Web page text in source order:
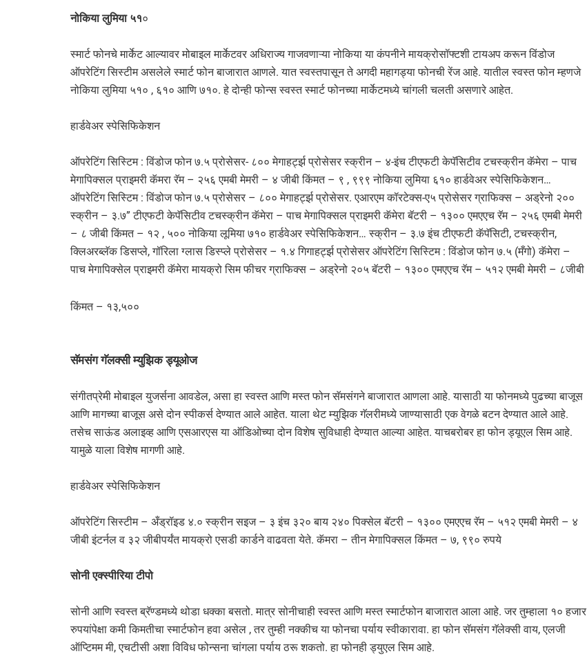
नोकिया लुमिया ५१०
स्मार्ट फोनचे मार्केट आल्यावर मोबाइल मार्केटवर अधिराज्य गाजवणाऱ्या नोकिया या कंपनीने मायक्रोसॉफ्टशी टायअप करून विंडोज
ऑपरेटिंग सिस्टीम असलेले स्मार्ट फोन बाजारात आणले. यात स्वस्तपासून ते अगदी महागड्या फोनची रेंज आहे. यातील स्वस्त फोन म्हणजे
नोकिया लुमिया ५१० , ६१० आणि ७१०. हे दोन्ही फोन्स स्वस्त स्मार्ट फोनच्या मार्केटमध्ये चांगली चलती असणारे आहेत.
हार्डवेअर स्पेसिफिकेशन
ऑपरेटिंग सिस्टिम : विंडोज फोन ७.५ प्रोसेसर- ८०० मेगाहर्ट्झ प्रोसेसर स्क्रीन – ४-इंच टीएफटी केपॅसिटीव टचस्क्रीन कॅमेरा – पाच
मेगापिक्सल प्राइमरी कॅमरा रॅम – २५६ एमबी मेमरी – ४ जीबी किंमत – ९ , ९९९ नोकिया लुमिया ६१० हार्डवेअर स्पेसिफिकेशन…
ऑपरेटिंग सिस्टिम : विंडोज फोन ७.५ प्रोसेसर – ८०० मेगाहर्ट्झ प्रोसेसर. एआरएम कॉरटेक्स-ए५ प्रोसेसर ग्राफिक्स – अड्रेनो २००
स्क्रीन – ३.७” टीएफटी केपॅसिटीव टचस्क्रीन कॅमेरा – पाच मेगापिक्सल प्राइमरी कॅमेरा बॅटरी – १३०० एमएएच रॅम – २५६ एमबी मेमरी
– ८ जीबी किंमत – १२ , ५०० नोकिया लूमिया ७१० हार्डवेअर स्पेसिफिकेशन… स्क्रीन – ३.७ इंच टीएफटी कॅपॅसिटी, टचस्क्रीन,
क्लिअरब्लॅक डिसप्ले, गॉरिला ग्लास डिस्प्ले प्रोसेसर – १.४ गिगाहर्ट्झ प्रोसेसर ऑपरेटिंग सिस्टिम : विंडोज फोन ७.५ (मँगो) कॅमेरा –
पाच मेगापिक्सेल प्राइमरी कॅमेरा मायक्रो सिम फीचर ग्राफिक्स – अड्रेनो २०५ बॅटरी – १३०० एमएएच रॅम – ५१२ एमबी मेमरी – ८जीबी
किंमत – १३,५००
सॅमसंग गॅलक्सी म्युझिक ड्यूओज
संगीतप्रेमी मोबाइल युजर्सना आवडेल, असा हा स्वस्त आणि मस्त फोन सॅमसंगने बाजारात आणला आहे. यासाठी या फोनमध्ये पुढच्या बाजूस
आणि मागच्या बाजूस असे दोन स्पीकर्स देण्यात आले आहेत. याला थेट म्युझिक गॅलरीमध्ये जाण्यासाठी एक वेगळे बटन देण्यात आले आहे.
तसेच साऊंड अलाइव्ह आणि एसआरएस या ऑडिओच्या दोन विशेष सुविधाही देण्यात आल्या आहेत. याचबरोबर हा फोन ड्यूएल सिम आहे.
यामुळे याला विशेष मागणी आहे.
हार्डवेअर स्पेसिफिकेशन
ऑपरेटिंग सिस्टीम – अँड्रॉइड ४.० स्क्रीन सइज – ३ इंच ३२० बाय २४० पिक्सेल बॅटरी – १३०० एमएएच रॅम – ५१२ एमबी मेमरी – ४
जीबी इंटर्नल व ३२ जीबीपर्यंत मायक्रो एसडी कार्डने वाढवता येते. कॅमरा – तीन मेगापिक्सल किंमत – ७, ९९० रुपये
सोनी एक्स्पीरिया टीपो
सोनी आणि स्वस्त ब्रॅण्डमध्ये थोडा धक्का बसतो. मात्र सोनीचाही स्वस्त आणि मस्त स्मार्टफोन बाजारात आला आहे. जर तुम्हाला १० हजार
रुपयांपेक्षा कमी किमतीचा स्मार्टफोन हवा असेल , तर तुम्ही नक्कीच या फोनचा पर्याय स्वीकारावा. हा फोन सॅमसंग गॅलेक्सी वाय, एलजी
ऑप्टिमम मी, एचटीसी अशा विविध फोन्सना चांगला पर्याय ठरू शकतो. हा फोनही ड्युएल सिम आहे.